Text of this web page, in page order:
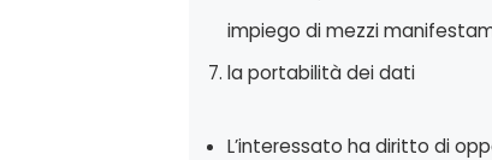
impiego di mezzi
la portabilità dei dati
L’interessato ha diritto di